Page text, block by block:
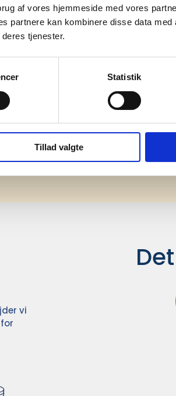
af vores hjemmeside med vores
partnere kan kombinere disse data
tjenester.
Statistik
Tillad valgte
Vi kan
vi